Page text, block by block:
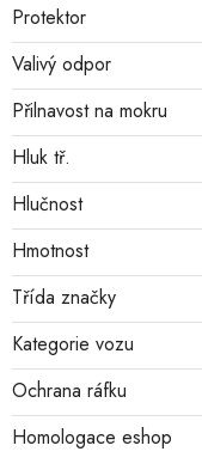
Protektor
Valivý odpor
Přilnavost na mokru
Hluk tř.
Hlučnost
Hmotnost
Třída značky
Kategorie vozu
Ochrana ráfku
Homologace eshop